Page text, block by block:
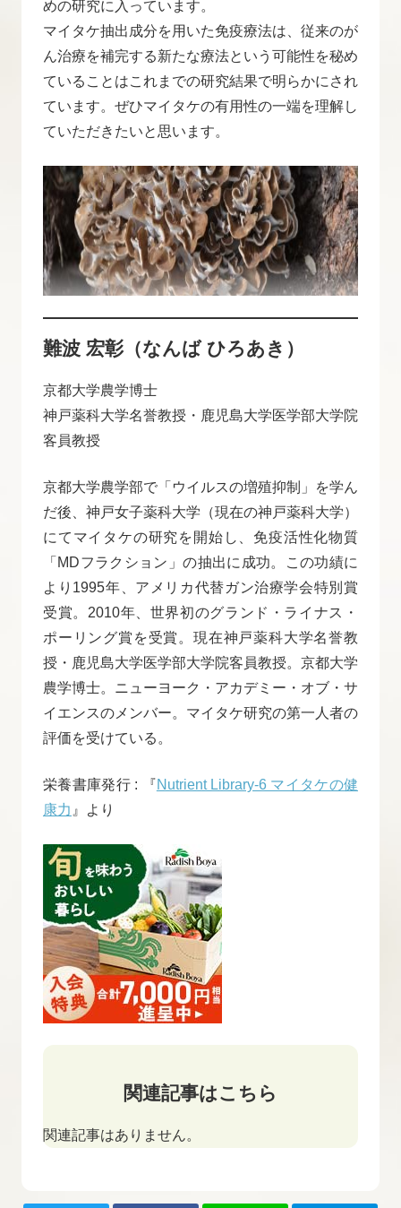
めの研究に入っています。
マイタケ抽出成分を用いた免疫療法は、従来のが
ん治療を補完する新たな療法という可能性を秘め
ていることはこれまでの研究結果で明らかにされ
ています。ぜひマイタケの有用性の一端を理解し
ていただきたいと思います。
難波 宏彰（なんば ひろあき）
京都大学農学博士
神戸薬科大学名誉教授・鹿児島大学医学部大学院
客員教授
京都大学農学部で「ウイルスの増殖抑制」を学ん
だ後、神戸女子薬科大学（現在の神戸薬科大学）
にてマイタケの研究を開始し、免疫活性化物質
「MDフラクション」の抽出に成功。この功績に
より1995年、アメリカ代替ガン治療学会特別賞
受賞。2010年、世界初のグランド・ライナス・
ポーリング賞を受賞。現在神戸薬科大学名誉教
授・鹿児島大学医学部大学院客員教授。京都大学
農学博士。ニューヨーク・アカデミー・オブ・サ
イエンスのメンバー。マイタケ研究の第一人者の
評価を受けている。
栄養書庫発行 : 『Nutrient Library-6 マイタケの健
康力 』より
関連記事はこちら
関連記事はありません。